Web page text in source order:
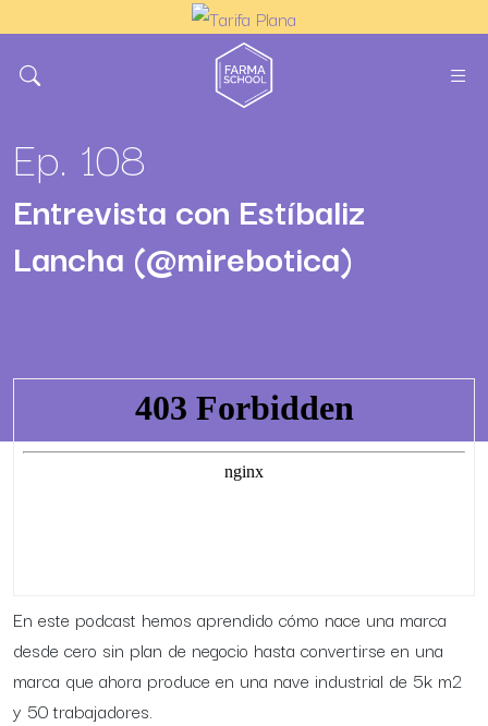
Ep. 108
Entrevista con Estíbaliz
Lancha (@mirebotica)
En este podcast hemos aprendido cómo nace una marca
desde cero sin plan de negocio hasta convertirse en una
marca que ahora produce en una nave industrial de 5k m2
y 50 trabajadores.